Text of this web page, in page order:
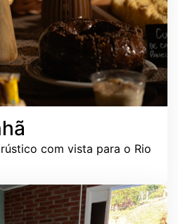
com vista para o Rio